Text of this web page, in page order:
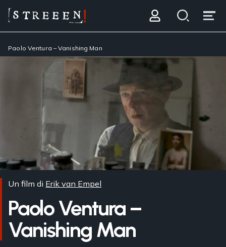
Paolo Ventura – Vanishing Man
Un film di Erik van Empel
Paolo Ventura –
Vanishing Man